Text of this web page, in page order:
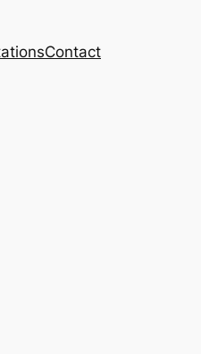
Contact